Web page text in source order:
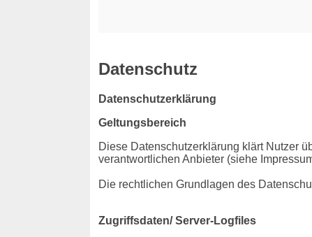
Datenschutz
Datenschutzerklärung
Geltungsbereich
Diese Datenschutzerklärung klärt Nutzer
verantwortlichen Anbieter (siehe
Die rechtlichen Grundlagen des
Zugriffsdaten/ Server-Logfiles